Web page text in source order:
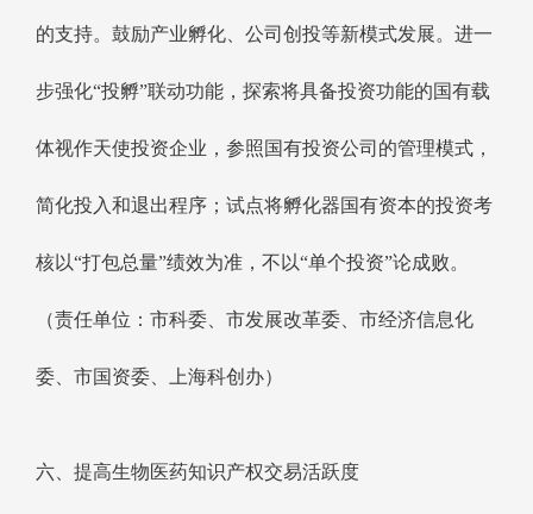
的支持。鼓励产业孵化、公司创投等新模式发展。进一
步强化“投孵”联动功能，探索将具备投资功能的国有载
体视作天使投资企业，参照国有投资公司的管理模式，
简化投入和退出程序；试点将孵化器国有资本的投资考
核以“打包总量”绩效为准，不以“单个投资”论成败。
（责任单位：市科委、市发展改革委、市经济信息化
委、市国资委、上海科创办）
六、提高生物医药知识产权交易活跃度